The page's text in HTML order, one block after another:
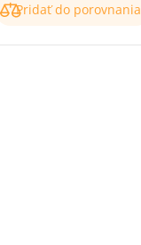
Pridať do porovnania